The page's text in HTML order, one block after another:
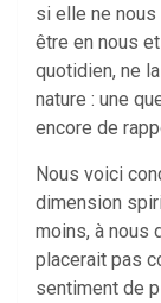
si elle ne
être en nous
quotidien, ne
nature : une
encore de
Nous voici
dimension
moins, à nous
placerait pas
sentiment de